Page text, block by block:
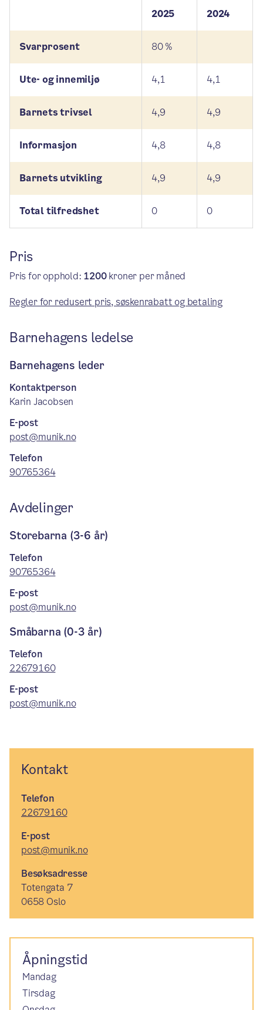
2025 2024
Svarprosent 80 %
Ute- og innemiljø 4,1 4,1
Barnets trivsel 4,9 4,9
Informasjon 4,8 4,8
Barnets utvikling 4,9 4,9
Total tilfredshet 0 0
Pris
Pris for opphold: 1200kroner per måned
Regler for redusert pris, søskenrabatt og betaling
Barnehagens ledelse
Barnehagens leder
Kontaktperson
Karin Jacobsen
E-post
post@munik.no
Telefon
90765364
Avdelinger
Storebarna (3-6 år)
Telefon
90765364
E-post
post@munik.no
Småbarna (0-3 år)
Telefon
22679160
E-post
post@munik.no
Kontakt
Telefon
22679160
E-post
post@munik.no
Besøksadresse
Totengata 7
0658 Oslo
Åpningstid
Mandag
Tirsdag